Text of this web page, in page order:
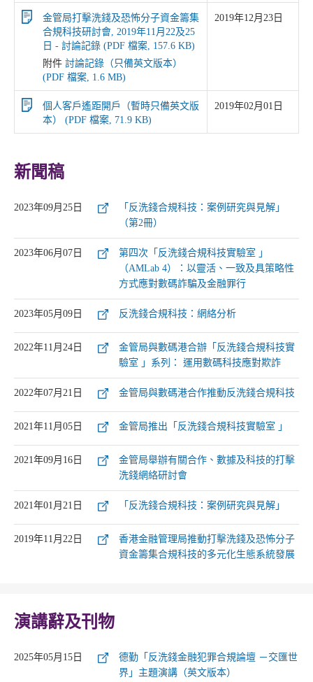
金管局打擊洗錢及恐怖分子資金籌集
合規科技研討會, 2019年11月22及25
日 - 討論記錄 (PDF 檔案, 157.6 KB)
附件 討論記錄（只備英文版本）
(PDF 檔案, 1.6 MB)
2019年12月23日
個人客戶遙距開戶（暫時只備英文版
本） (PDF 檔案, 71.9 KB)
2019年02月01日
新聞稿
2023年09月25日
「反洗錢合規科技：案例研究與見解」
（第2冊）
2023年06月07日
第四次「反洗錢合規科技實驗室 」
（AMLab 4）：以靈活、一致及具策略性
方式應對數碼詐騙及金融罪行
2023年05月09日 反洗錢合規科技：網絡分析
2022年11月24日
金管局與數碼港合辦「反洗錢合規科技實
驗室 」系列： 運用數碼科技應對欺詐
2022年07月21日 金管局與數碼港合作推動反洗錢合規科技
2021年11月05日 金管局推出「反洗錢合規科技實驗室 」
2021年09月16日
金管局舉辦有關合作、數據及科技的打擊
洗錢網絡研討會
2021年01月21日 「反洗錢合規科技：案例研究與見解」
2019年11月22日
香港金融管理局推動打擊洗錢及恐怖分子
資金籌集合規科技的多元化生態系統發展
演講辭及刊物
2025年05月15日
德勤「反洗錢金融犯罪合規論壇 －交匯世
界」主題演講（英文版本）